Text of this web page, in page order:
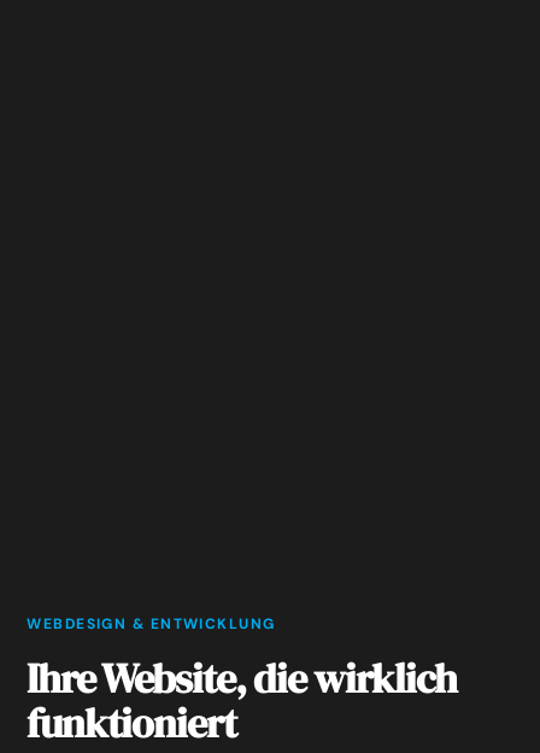
WEBDESIGN & ENTWICKLUNG
Ihre Website, die wirklich
funktioniert